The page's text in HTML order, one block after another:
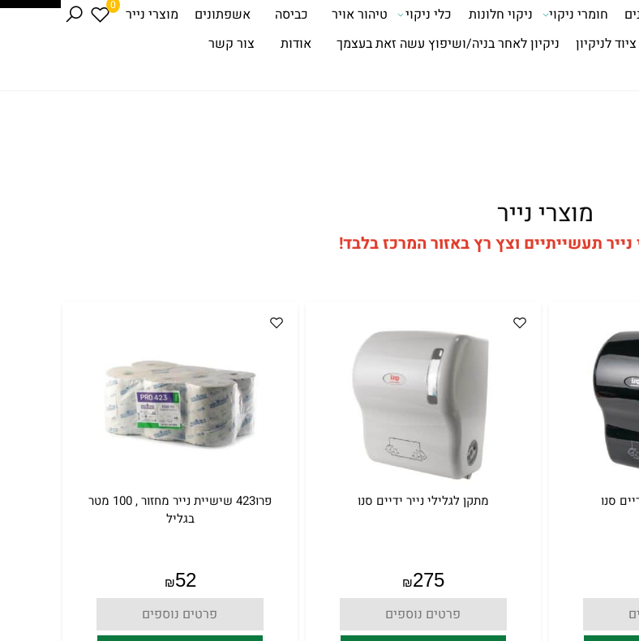
0 חומרי ניקוי ניקוי חלונות כלי ניקוי טיהור אויר כביסה אשפתונים
מוצרי נייר
לניקיון ניקיון לאחר בניה/ושיפוץ עשה זאת בעצמך אודות צור קשר
מוצרי נייר
תעשייתיים וצץ רץ באזור המרכז בלבד!
סנו מתקן לגלילי נייר ידיים סנו
₪275
פרטים נוספים
פרו423 שישיית נייר מחזור , 100 מטר
בגליל
₪52
פרטים נוספים